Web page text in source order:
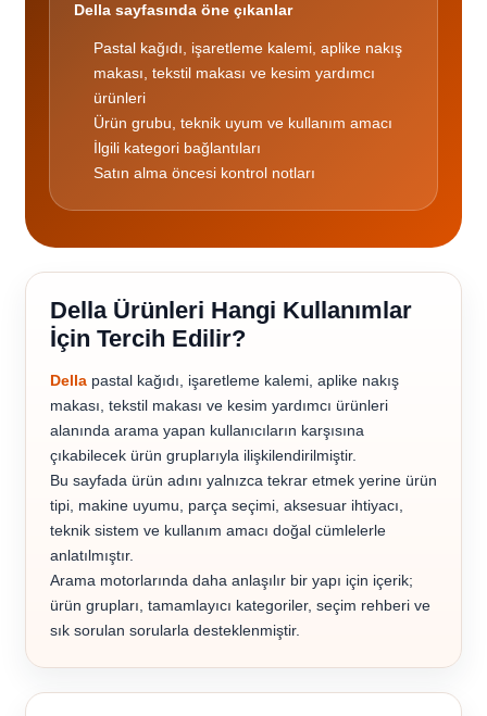
Della sayfasında öne çıkanlar
Pastal kağıdı, işaretleme kalemi, aplike nakış
makası, tekstil makası ve kesim yardımcı
ürünleri
Ürün grubu, teknik uyum ve kullanım amacı
İlgili kategori bağlantıları
Satın alma öncesi kontrol notları
Della Ürünleri Hangi Kullanımlar
İçin Tercih Edilir?
Dellapastal kağıdı, işaretleme kalemi, aplike nakış
makası, tekstil makası ve kesim yardımcı ürünleri
alanında arama yapan kullanıcıların karşısına
çıkabilecek ürün gruplarıyla ilişkilendirilmiştir.
Bu sayfada ürün adını yalnızca tekrar etmek yerine ürün
tipi, makine uyumu, parça seçimi, aksesuar ihtiyacı,
teknik sistem ve kullanım amacı doğal cümlelerle
anlatılmıştır.
Arama motorlarında daha anlaşılır bir yapı için içerik;
ürün grupları, tamamlayıcı kategoriler, seçim rehberi ve
sık sorulan sorularla desteklenmiştir.